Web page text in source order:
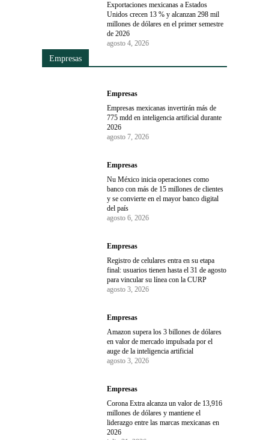
Exportaciones mexicanas a Estados
Unidos crecen 13 % y alcanzan 298 mil
millones de dólares en el primer semestre
de 2026
agosto 4, 2026
Empresas
Empresas
Empresas mexicanas invertirán más de
775 mdd en inteligencia artificial durante
2026
agosto 7, 2026
Empresas
Nu México inicia operaciones como
banco con más de 15 millones de clientes
y se convierte en el mayor banco digital
del país
agosto 6, 2026
Empresas
Registro de celulares entra en su etapa
final: usuarios tienen hasta el 31 de agosto
para vincular su línea con la CURP
agosto 3, 2026
Empresas
Amazon supera los 3 billones de dólares
en valor de mercado impulsada por el
auge de la inteligencia artificial
agosto 3, 2026
Empresas
Corona Extra alcanza un valor de 13,916
millones de dólares y mantiene el
liderazgo entre las marcas mexicanas en
2026